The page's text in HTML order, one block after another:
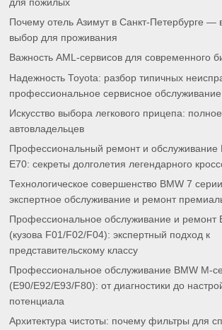
для пожилых
Почему отель Азимут в Санкт-Петербурге —
выбор для проживания
Важность AML-сервисов для современного
Надежность Toyota: разбор типичных
профессиональное сервисное обслуживание
Искусство выбора легкового прицепа:
автовладельцев
Профессиональный ремонт и обслуживание
E70: секреты долголетия легендарного
Технологическое совершенство BMW 7
экспертное обслуживание и ремонт
Профессиональное обслуживание и ремонт
(кузова F01/F02/F04): экспертный подход к
представительскому классу
Профессиональное обслуживание BMW M-
(E90/E92/E93/F80): от диагностики до
потенциала
Архитектура чистоты: почему фильтры для